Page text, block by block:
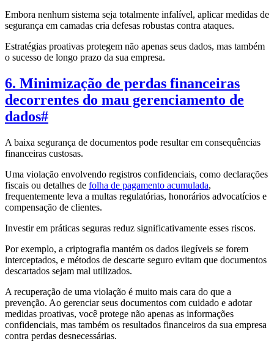
Embora nenhum sistema seja totalmente infalível, aplicar medidas de
segurança em camadas cria defesas robustas contra ataques.
Estratégias proativas protegem não apenas seus dados, mas também
o sucesso de longo prazo da sua empresa.
6. Minimização de perdas financeiras
decorrentes do mau gerenciamento de
dados#
A baixa segurança de documentos pode resultar em consequências
financeiras custosas.
Uma violação envolvendo registros confidenciais, como declarações
fiscais ou detalhes de folha de pagamento acumulada,
frequentemente leva a multas regulatórias, honorários advocatícios e
compensação de clientes.
Investir em práticas seguras reduz significativamente esses riscos.
Por exemplo, a criptografia mantém os dados ilegíveis se forem
interceptados, e métodos de descarte seguro evitam que documentos
descartados sejam mal utilizados.
A recuperação de uma violação é muito mais cara do que a
prevenção. Ao gerenciar seus documentos com cuidado e adotar
medidas proativas, você protege não apenas as informações
confidenciais, mas também os resultados financeiros da sua empresa
contra perdas desnecessárias.